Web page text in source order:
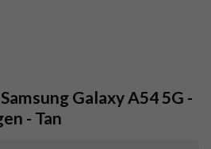
Galaxy A54 5G -
- Tan